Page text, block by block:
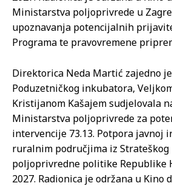
Ministarstva poljoprivrede u
upoznavanja potencijalnih
Programa te pravovremene
Direktorica Neda Martić zajedno
Poduzetničkog inkubatora,
Kristijanom Kašajem sudjelovala
Ministarstva poljoprivrede za
intervencije 73.13. Potpora
ruralnim područjima iz
poljoprivredne politike Republike
2027. Radionica je održana u Kino